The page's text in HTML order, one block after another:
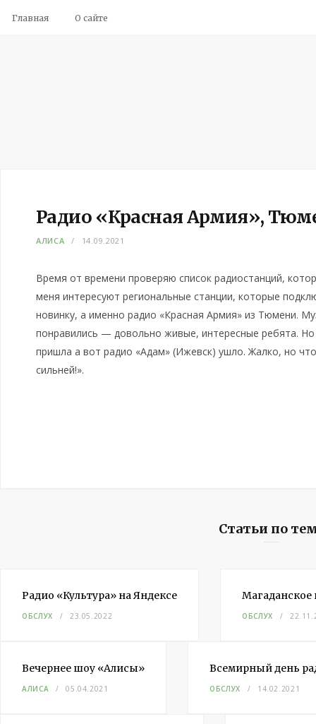
Главная О сайте
Радио «Красная Армия»,
АЛИСА 14.09.2021
Время от времени проверяю список радиостанций,
меня интересуют региональные станции, которые
новинку, а именно радио «Красная Армия» из Тюмени.
понравились — довольно живые, интересные ребята.
пришла а вот радио «Адам» (Ижевск) ушло. Жалко, но
сильней!».
Статьи по
Радио «Культура» на Яндексе
ОБСЛУХ 23.05.2022
Магаданское
ОБСЛУХ
Вечернее шоу «Алисы»
АЛИСА 05.04.2021
Всемирный день
ОБСЛУХ 14.02.2021